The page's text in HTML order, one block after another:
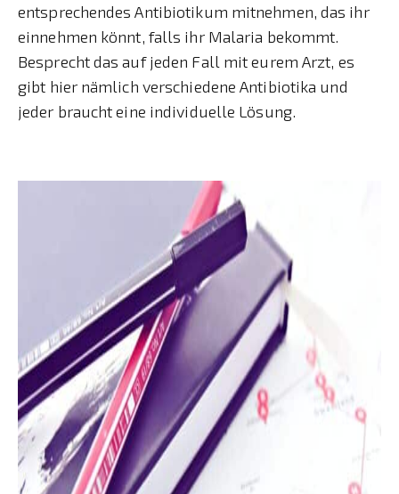
entsprechendes Antibiotikum mitnehmen, das ihr
einnehmen könnt, falls ihr Malaria bekommt.
Besprecht das auf jeden Fall mit eurem Arzt, es
gibt hier nämlich verschiedene Antibiotika und
jeder braucht eine individuelle Lösung.